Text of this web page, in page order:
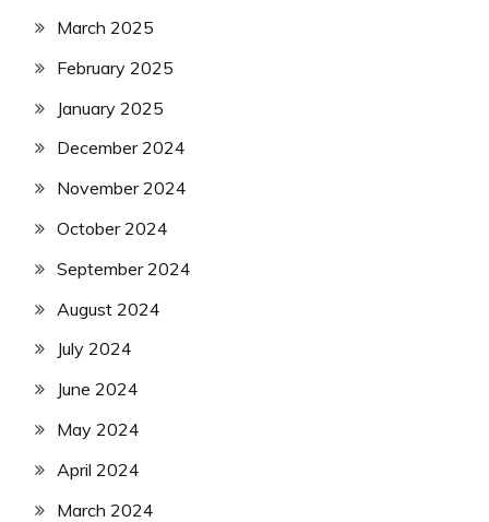
March 2025
February 2025
January 2025
December 2024
November 2024
October 2024
September 2024
August 2024
July 2024
June 2024
May 2024
April 2024
March 2024